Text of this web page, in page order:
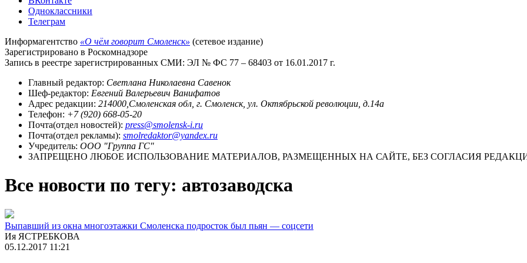
Одноклассники
Телеграм
Информагентство «О чём говорит Смоленск» (сетевое издание)
Зарегистрировано в Роскомнадзоре
Запись в реестре зарегистрированных СМИ: ЭЛ № ФС 77 – 68403 от 16.01.2017 г.
Главный редактор: Светлана Николаевна Савенок
Шеф-редактор: Евгений Валерьевич Ванифатов
Адрес редакции: 214000,Смоленская обл, г. Смоленск, ул. Октябрьской революции, д.14а
Телефон: +7 (920) 668-05-20
Почта(отдел новостей): press@smolensk-i.ru
Почта(отдел рекламы): smolredaktor@yandex.ru
Учредитель: ООО "Группа ГС"
ЗАПРЕЩЕНО ЛЮБОЕ ИСПОЛЬЗОВАНИЕ МАТЕРИАЛОВ, РАЗМЕЩЕННЫХ НА САЙТЕ, БЕЗ СОГЛАСИЯ
Все новости по тегу: автозаводска
Выпавший из окна многоэтажки Смоленска подросток был пьян — соцсети
Ия ЯСТРЕБКОВА
05.12.2017 11:21